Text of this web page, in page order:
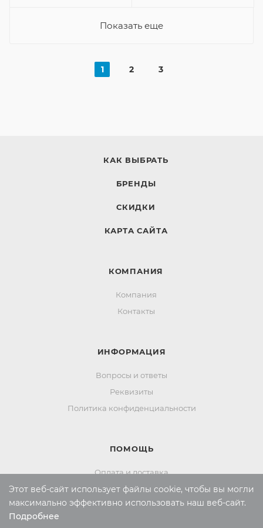
Показать еще
1 2 3
КАК ВЫБРАТЬ
БРЕНДЫ
СКИДКИ
КАРТА САЙТА
КОМПАНИЯ
Компания
Контакты
ИНФОРМАЦИЯ
Вопросы и ответы
Реквизиты
Политика конфиденциальности
ПОМОЩЬ
Оплата и доставка
Обмен и возврат
Этот веб-сайт использует файлы cookie, чтобы вы могли
максимально эффективно использовать наш веб-сайт.
Подробнее